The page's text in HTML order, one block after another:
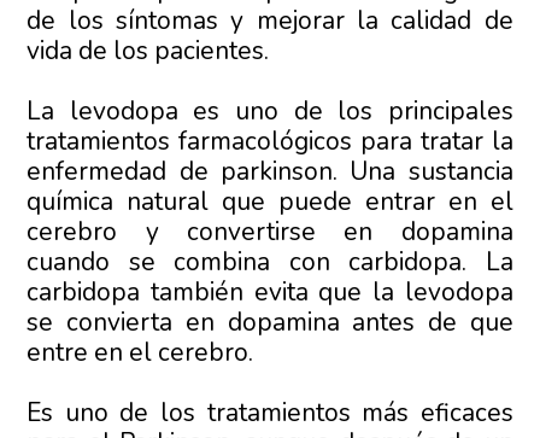
de los síntomas y mejorar la calidad de
vida de los pacientes.
La levodopa es uno de los principales
tratamientos farmacológicos para tratar la
enfermedad de parkinson. Una sustancia
química natural que puede entrar en el
cerebro y convertirse en dopamina
cuando se combina con carbidopa. La
carbidopa también evita que la levodopa
se convierta en dopamina antes de que
entre en el cerebro.
Es uno de los tratamientos más eficaces